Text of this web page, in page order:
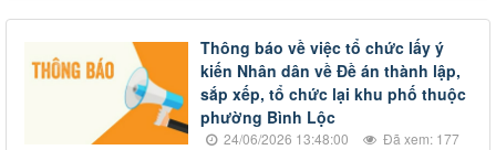
Thông báo về việc tổ chức lấy ý
kiến Nhân dân về Đề án thành lập,
sắp xếp, tổ chức lại khu phố thuộc
phường Bình Lộc
24/06/2026 13:48:00 Đã xem: 177